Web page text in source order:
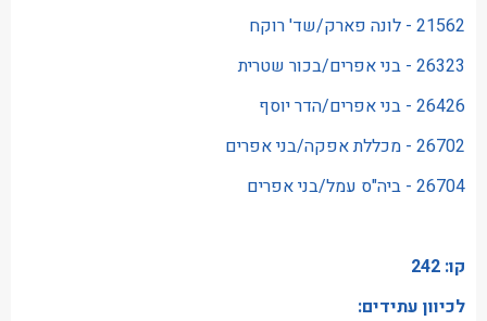
21562 - לונה פארק/שד' רוקח
26323 - בני אפרים/בכור שטרית
26426 - בני אפרים/הדר יוסף
26702 - מכללת אפקה/בני אפרים
26704 - ביה"ס עמל/בני אפרים
קו: 242
לכיוון עתידים: